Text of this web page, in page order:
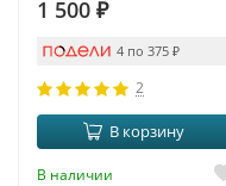
1 500 ₽
4 по 375 ₽
2
В корзину
В наличии